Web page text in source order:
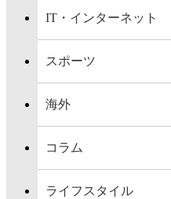
IT・インターネット
スポーツ
海外
コラム
ライフスタイル